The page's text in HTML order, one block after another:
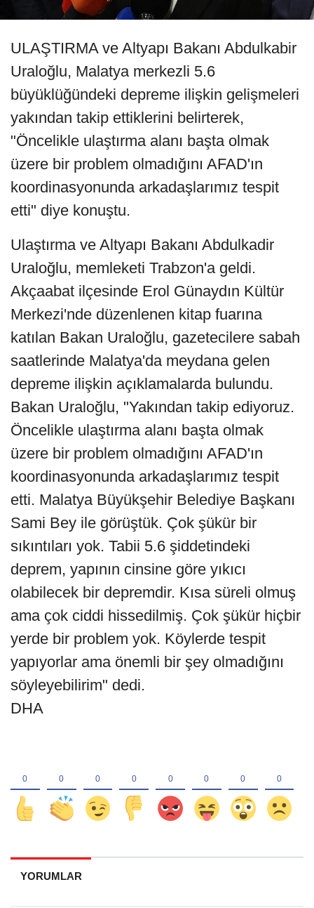
ULAŞTIRMA ve Altyapı Bakanı Abdulkabir
Uraloğlu, Malatya merkezli 5.6
büyüklüğündeki depreme ilişkin gelişmeleri
yakından takip ettiklerini belirterek,
"Öncelikle ulaştırma alanı başta olmak
üzere bir problem olmadığını AFAD'ın
koordinasyonunda arkadaşlarımız tespit
etti" diye konuştu.
Ulaştırma ve Altyapı Bakanı Abdulkadir
Uraloğlu, memleketi Trabzon'a geldi.
Akçaabat ilçesinde Erol Günaydın Kültür
Merkezi'nde düzenlenen kitap fuarına
katılan Bakan Uraloğlu, gazetecilere sabah
saatlerinde Malatya'da meydana gelen
depreme ilişkin açıklamalarda bulundu.
Bakan Uraloğlu, "Yakından takip ediyoruz.
Öncelikle ulaştırma alanı başta olmak
üzere bir problem olmadığını AFAD'ın
koordinasyonunda arkadaşlarımız tespit
etti. Malatya Büyükşehir Belediye Başkanı
Sami Bey ile görüştük. Çok şükür bir
sıkıntıları yok. Tabii 5.6 şiddetindeki
deprem, yapının cinsine göre yıkıcı
olabilecek bir depremdir. Kısa süreli olmuş
ama çok ciddi hissedilmiş. Çok şükür hiçbir
yerde bir problem yok. Köylerde tespit
yapıyorlar ama önemli bir şey olmadığını
söyleyebilirim" dedi.
DHA
YORUMLAR